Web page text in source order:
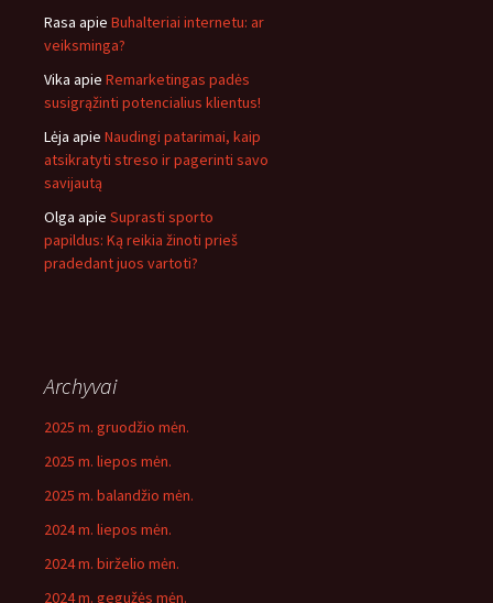
Rasa apie Buhalteriai internetu: ar
veiksminga?
Vika apie Remarketingas padės
susigrąžinti potencialius klientus!
Lėja apie Naudingi patarimai, kaip
atsikratyti streso ir pagerinti savo
savijautą
Olga apie Suprasti sporto
papildus: Ką reikia žinoti prieš
pradedant juos vartoti?
Archyvai
2025 m. gruodžio mėn.
2025 m. liepos mėn.
2025 m. balandžio mėn.
2024 m. liepos mėn.
2024 m. birželio mėn.
2024 m. gegužės mėn.